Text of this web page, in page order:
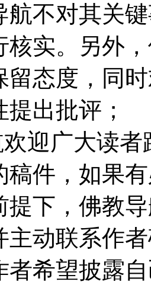
航不对其关
核实。另外
留态度，同
出批评；
迎广大读
稿件，如果
提下，佛教
主动联系作
者希望披露